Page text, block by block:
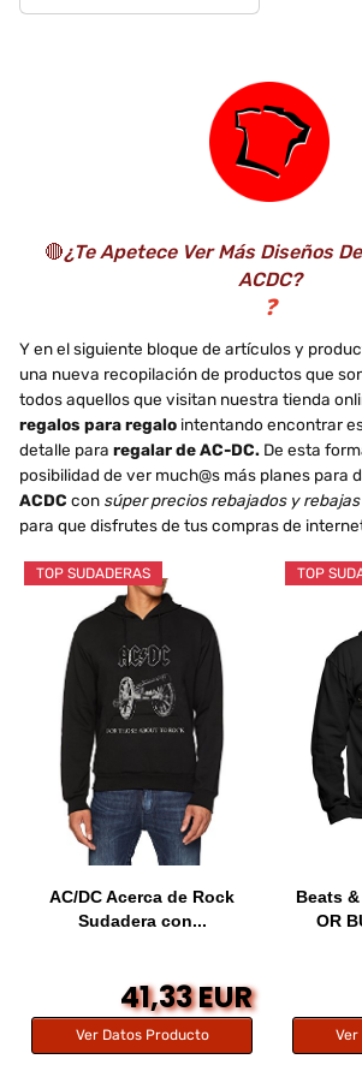
403), L
🔴¿Te Apetece Ver Más Diseños
ACDC?
❓
Y en el siguiente bloque de artículos y
una nueva recopilación de productos que
todos aquellos que visitan nuestra tienda
regalos para regalo intentando encontrar
detalle para regalar de AC-DC. De esta
posibilidad de ver much@s más planes para
ACDC con súper precios rebajados y
para que disfrutes de tus compras de
TOP SUDADERAS
AC/DC Acerca de Rock
Sudadera con...
41,33 EUR
Ver Datos Producto
TOP
Beats
OR